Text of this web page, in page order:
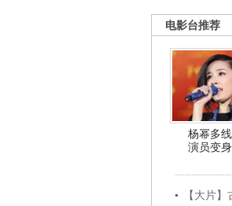
电影台推荐
杨幂多
演员变
【大片